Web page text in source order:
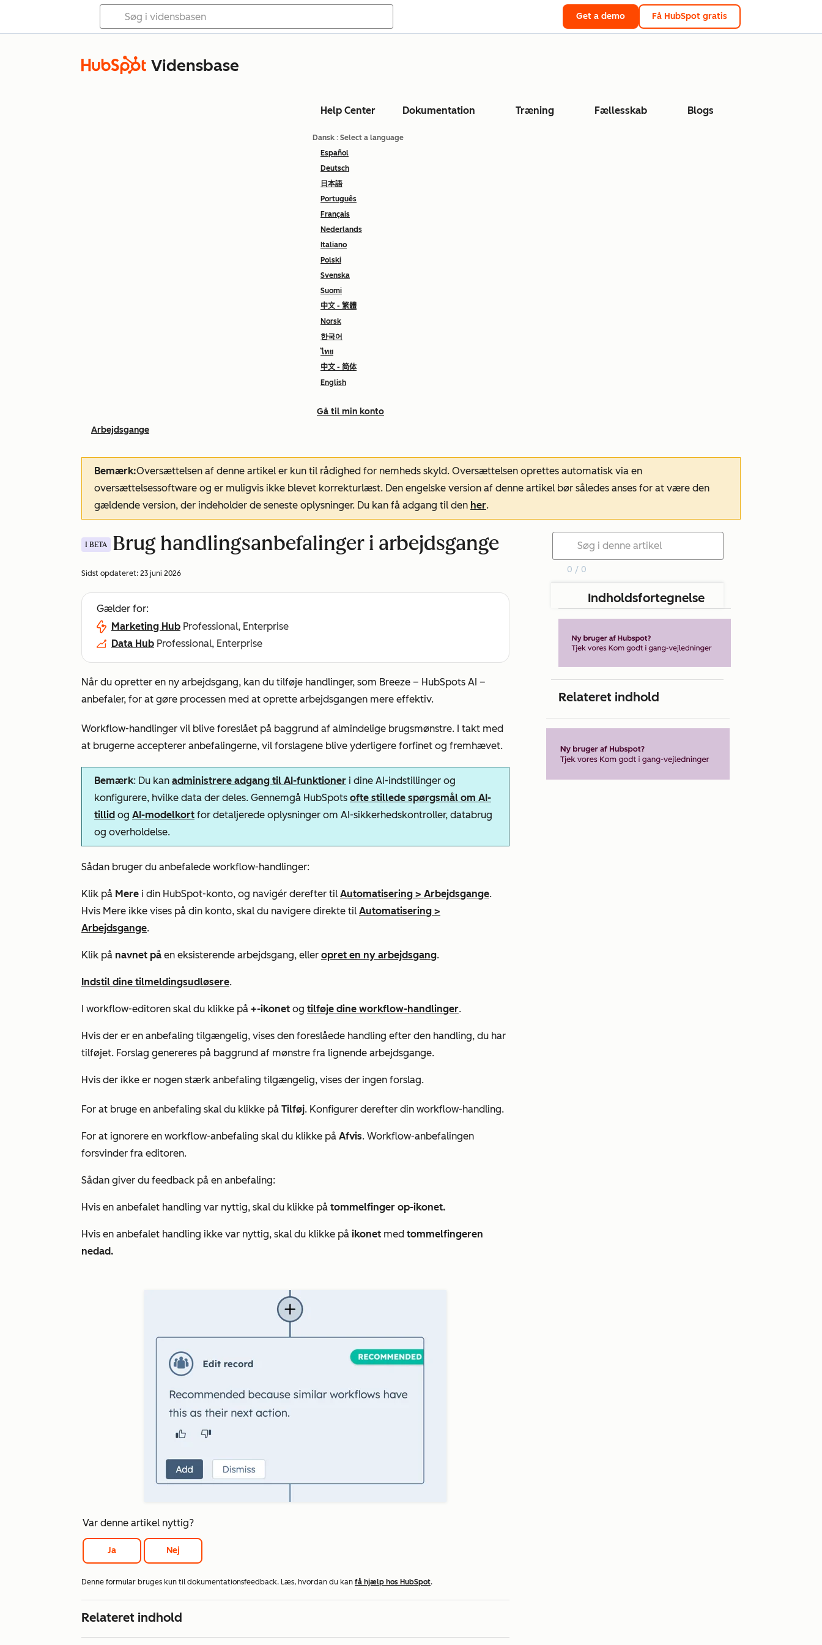
Get a demo Få HubSpot gratis
Vidensbase
Help Center Dokumentation Træning Fællesskab Blogs
Dansk : Select a language
Español
Deutsch
日本語
Português
Français
Nederlands
Italiano
Polski
Svenska
Suomi
中文 - 繁體
Norsk
한국어
ไทย
中文 - 简体
English
Gå til min konto
Arbejdsgange
Bemærk:Oversættelsen af denne artikel er kun til rådighed for nemheds skyld. Oversættelsen oprettes automatisk via en
oversættelsessoftware og er muligvis ikke blevet korrekturlæst. Den engelske version af denne artikel bør således anses for at være den
gældende version, der indeholder de seneste oplysninger. Du kan få adgang til den her.
I BETA Brug handlingsanbefalinger i arbejdsgange
Sidst opdateret: 23 juni 2026
Gælder for:
Marketing Hub Professional, Enterprise
Data Hub Professional, Enterprise
Når du opretter en ny arbejdsgang, kan du tilføje handlinger, som Breeze – HubSpots AI –
anbefaler, for at gøre processen med at oprette arbejdsgangen mere effektiv.
Workflow-handlinger vil blive foreslået på baggrund af almindelige brugsmønstre. I takt med
at brugerne accepterer anbefalingerne, vil forslagene blive yderligere forfinet og fremhævet.
Bemærk: Du kan administrere adgang til AI-funktioner i dine AI-indstillinger og
konfigurere, hvilke data der deles. Gennemgå HubSpots ofte stillede spørgsmål om AI-
tillid og AI-modelkort for detaljerede oplysninger om AI-sikkerhedskontroller, databrug
og overholdelse.
Sådan bruger du anbefalede workflow-handlinger:
Klik på Mere i din HubSpot-konto, og navigér derefter til Automatisering > Arbejdsgange.
Hvis Mere ikke vises på din konto, skal du navigere direkte til Automatisering >
Arbejdsgange.
Klik på navnet på en eksisterende arbejdsgang, eller opret en ny arbejdsgang.
Indstil dine tilmeldingsudløsere.
I workflow-editoren skal du klikke på +-ikonet og tilføje dine workflow-handlinger.
Hvis der er en anbefaling tilgængelig, vises den foreslåede handling efter den handling, du har
tilføjet. Forslag genereres på baggrund af mønstre fra lignende arbejdsgange.
Hvis der ikke er nogen stærk anbefaling tilgængelig, vises der ingen forslag.
For at bruge en anbefaling skal du klikke på Tilføj. Konfigurer derefter din workflow-handling.
For at ignorere en workflow-anbefaling skal du klikke på Afvis. Workflow-anbefalingen
forsvinder fra editoren.
Sådan giver du feedback på en anbefaling:
Hvis en anbefalet handling var nyttig, skal du klikke på tommelfinger op-ikonet.
Hvis en anbefalet handling ikke var nyttig, skal du klikke på ikonet med tommelfingeren
nedad.
Var denne artikel nyttig?
Ja Nej
Denne formular bruges kun til dokumentationsfeedback. Læs, hvordan du kan få hjælp hos HubSpot.
Relateret indhold
0 / 0
Indholdsfortegnelse
Relateret indhold